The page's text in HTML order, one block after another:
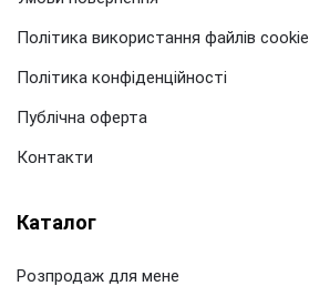
Політика використання файлів cookie
Політика конфіденційності
Публічна оферта
Контакти
Каталог
Розпродаж для мене